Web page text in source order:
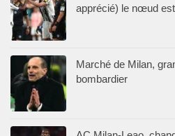
apprécié) le nœud
Marché de Milan,
bombardier